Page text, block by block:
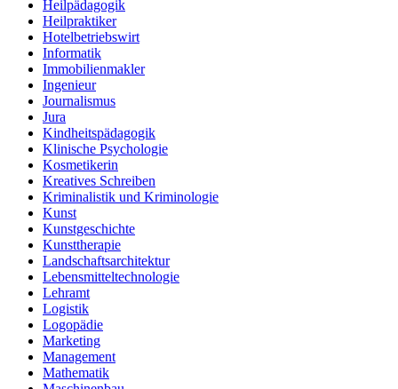
Heilpädagogik
Heilpraktiker
Hotelbetriebswirt
Informatik
Immobilienmakler
Ingenieur
Journalismus
Jura
Kindheitspädagogik
Klinische Psychologie
Kosmetikerin
Kreatives Schreiben
Kriminalistik und Kriminologie
Kunst
Kunstgeschichte
Kunsttherapie
Landschaftsarchitektur
Lebensmitteltechnologie
Lehramt
Logistik
Logopädie
Marketing
Management
Mathematik